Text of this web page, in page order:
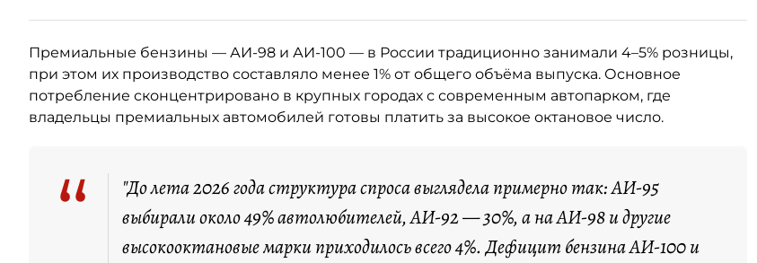
Премиальные бензины — АИ-98 и АИ-100 — в России традиционно занимали 4–5% розницы,
при этом их производство составляло менее 1% от общего объёма выпуска. Основное
потребление сконцентрировано в крупных городах с современным автопарком, где
владельцы премиальных автомобилей готовы платить за высокое октановое число.
“
"До лета 2026 года структура спроса выглядела примерно так: АИ-95
выбирали около 49% автолюбителей, АИ-92 — 30%, а на АИ-98 и другие
высокооктановые марки приходилось всего 4%. Дефицит бензина АИ-100 и